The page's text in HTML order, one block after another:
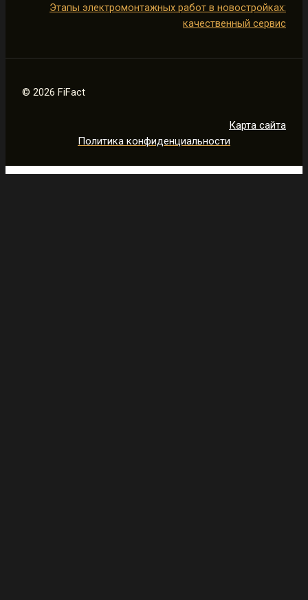
Этапы электромонтажных работ в новостройках:
качественный сервис
© 2026 FiFact
Карта сайта
Политика конфиденциальности